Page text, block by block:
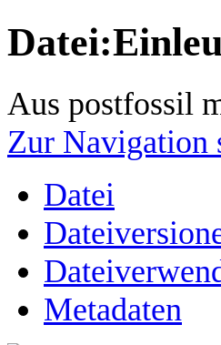
Datei:
Aus postfossil
Zur Navigation
Datei
Metadaten